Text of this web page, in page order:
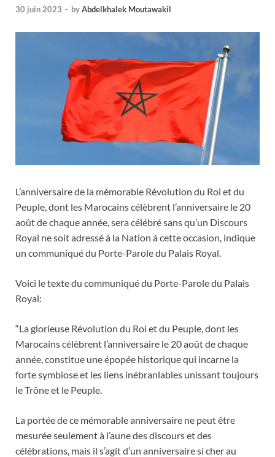
30 juin 2023 - byAbdelkhalek Moutawakil
L’anniversaire de la mémorable Révolution du Roi et du
Peuple, dont les Marocains célèbrent l’anniversaire le 20
août de chaque année, sera célébré sans qu’un Discours
Royal ne soit adressé à la Nation à cette occasion, indique
un communiqué du Porte-Parole du Palais Royal.
Voici le texte du communiqué du Porte-Parole du Palais
Royal:
“La glorieuse Révolution du Roi et du Peuple, dont les
Marocains célèbrent l’anniversaire le 20 août de chaque
année, constitue une épopée historique qui incarne la
forte symbiose et les liens inébranlables unissant toujours
le Trône et le Peuple.
La portée de ce mémorable anniversaire ne peut être
mesurée seulement à l’aune des discours et des
célébrations, mais il s’agit d’un anniversaire si cher au